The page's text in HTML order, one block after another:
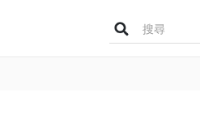
Search
for: